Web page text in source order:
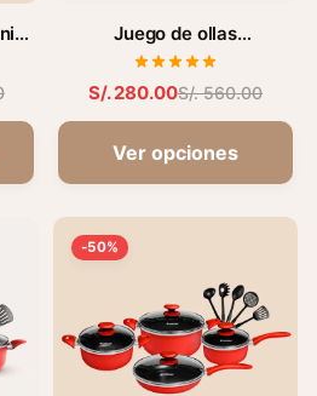
Juego de ollas
antiadherentes de 15 pzs.
(FZ-1655T)
S/. 280.00S/. 560.00
Ver opciones
-50%